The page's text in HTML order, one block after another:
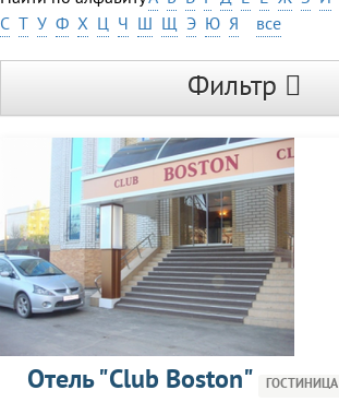
С Т У Ф Х Ц Ч Ш Щ Э Ю Я все
Фильтр
Отель "Club Boston" ГОСТИНИЦА